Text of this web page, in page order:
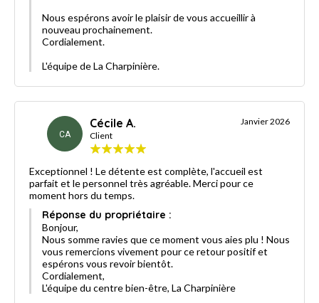
Nous espérons avoir le plaisir de vous accueillir à
nouveau prochainement.
Cordialement.
L'équipe de La Charpinière.
CA
Cécile A.
Client
Janvier 2026
Exceptionnel ! Le détente est complète, l'accueil est
parfait et le personnel très agréable. Merci pour ce
moment hors du temps.
Réponse du propriétaire :
Bonjour,
Nous somme ravies que ce moment vous aies plu ! Nous
vous remercions vivement pour ce retour positif et
espérons vous revoir bientôt.
Cordialement,
L'équipe du centre bien-être, La Charpinière